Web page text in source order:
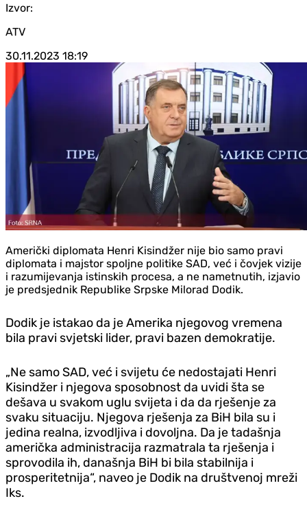
Izvor:
ATV
30.11.2023 18:19
Američki diplomata Henri Kisindžer nije bio samo pravi
diplomata i majstor spoljne politike SAD, već i čovjek vizije
i razumijevanja istinskih procesa, a ne nametnutih, izjavio
je predsjednik Republike Srpske Milorad Dodik.
Dodik je istakao da je Amerika njegovog vremena
bila pravi svjetski lider, pravi bazen demokratije.
„Ne samo SAD, već i svijetu će nedostajati Henri
Kisindžer i njegova sposobnost da uvidi šta se
dešava u svakom uglu svijeta i da da rješenje za
svaku situaciju. Njegova rješenja za BiH bila su i
jedina realna, izvodljiva i dovoljna. Da je tadašnja
američka administracija razmatrala ta rješenja i
sprovodila ih, današnja BiH bi bila stabilnija i
prosperitetnija“, naveo je Dodik na društvenoj mreži
Iks.